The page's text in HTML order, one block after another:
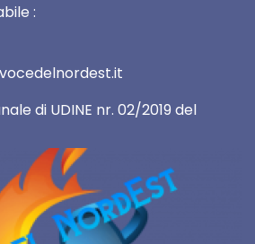
:
di UDINE nr. 02/2019 del